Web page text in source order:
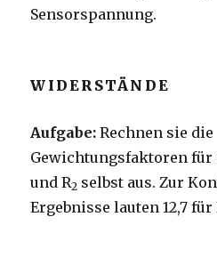
Sensorspannung.
WIDERSTÄNDE
Aufgabe: Rechnen sie die
Gewichtungsfaktoren für
und R2 selbst aus. Zur
Ergebnisse lauten 12,7 für